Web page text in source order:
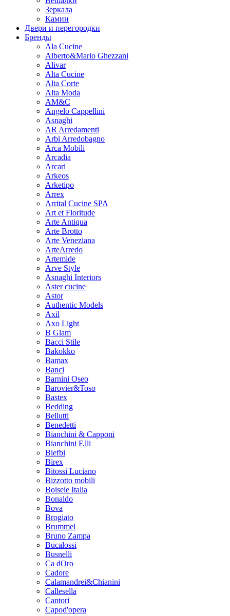
Зеркала
Камин
Двери и перегородки
Бренды
Ala Cucine
Alberto&Mario Ghezzani
Alivar
Alta Cucine
Alta Corte
Alta Moda
AM&C
Angelo Cappellini
Asnaghi
AR Arredamenti
Arbi Arredobagno
Arca Mobili
Arcadia
Arcari
Arkeos
Arketipo
Arrex
Arrital Cucine SPA
Art et Floritude
Arte Antiqua
Arte Brotto
Arte Veneziana
ArteArredo
Artemide
Arve Style
Asnaghi Interiors
Aster cucine
Astor
Authentic Models
Axil
Axo Light
B Glam
Bacci Stile
Bakokko
Bamax
Banci
Barnini Oseo
Barovier&Toso
Bastex
Bedding
Bellutti
Benedetti
Bianchini & Capponi
Bianchini F.lli
Biefbi
Birex
Bitossi Luciano
Bizzotto mobili
Boiseie Italia
Bonaldo
Bova
Brogiato
Brummel
Bruno Zampa
Bucalossi
Busnelli
Ca dOro
Cadore
Calamandrei&Chianini
Callesella
Cantori
Capod'opera